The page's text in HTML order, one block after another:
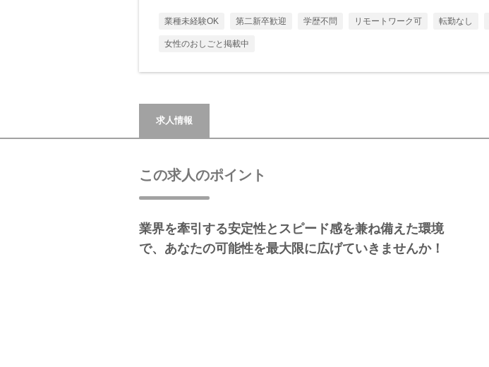
業種未経験OK 第二新卒歓迎 学歴不問 リモートワーク可 転勤なし
女性のおしごと掲載中
求人情報
この求人のポイント
業界を牽引する安定性とスピード感を兼ね備えた環境
で、あなたの可能性を最大限に広げていきませんか！